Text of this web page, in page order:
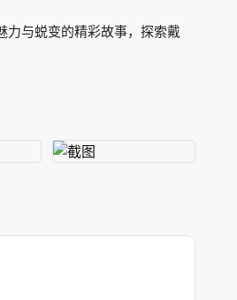
力与蜕变的精彩故事，探索戴